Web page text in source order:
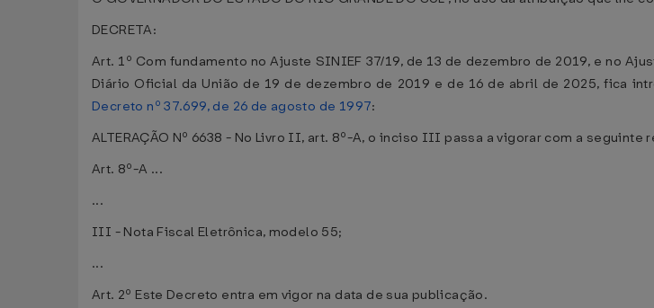
DECRETA:
Art. 1º Com fundamento no Ajuste SINIEF 37/19, de 13 de dezembro de 2019, e no
Diário Oficial da União de 19 de dezembro de 2019 e de 16 de abril de 2025, fica
Decreto nº 37.699, de 26 de agosto de 1997:
ALTERAÇÃO Nº 6638 - No Livro II, art. 8º-A, o inciso III passa a vigorar com a seguinte
Art. 8º-A ...
...
III - Nota Fiscal Eletrônica, modelo 55;
...
Art. 2º Este Decreto entra em vigor na data de sua publicação.